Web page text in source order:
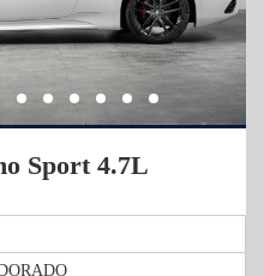
Sport 4.7L